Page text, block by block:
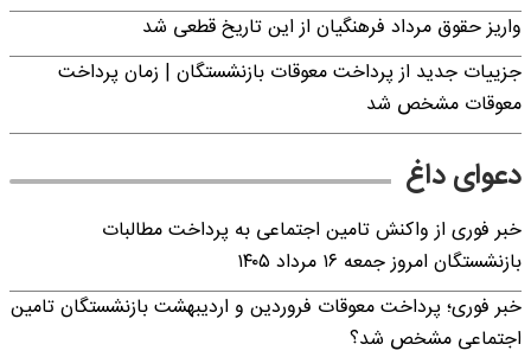
واریز حقوق مرداد فرهنگیان از این تاریخ قطعی شد
جزییات جدید از پرداخت معوقات بازنشستگان | زمان پرداخت
معوقات مشخص شد
دعوای داغ
خبر فوری از واکنش تامین اجتماعی به پرداخت مطالبات
بازنشستگان امروز جمعه ۱۶ مرداد ۱۴۰۵
خبر فوری؛ پرداخت معوقات فروردین و اردیبهشت بازنشستگان تامین
اجتماعی مشخص شد؟